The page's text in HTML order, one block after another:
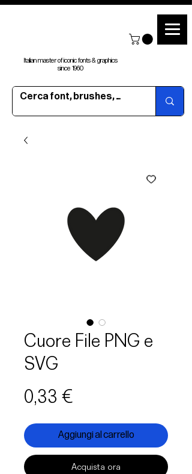
Italian master of iconic fonts & graphics
since 1960
Cuore File PNG e
SVG
0,33 €
Aggiungi al carrello
Acquista ora